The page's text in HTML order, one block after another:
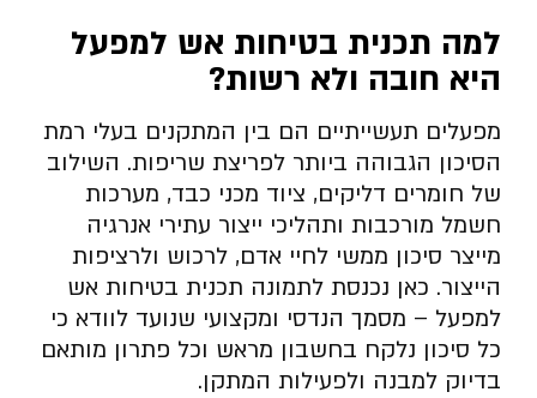
למה תכנית בטיחות אש למפעל
היא חובה ולא רשות?
מפעלים תעשייתיים הם בין המתקנים בעלי רמת
הסיכון הגבוהה ביותר לפריצת שריפות. השילוב
של חומרים דליקים, ציוד מכני כבד, מערכות
חשמל מורכבות ותהליכי ייצור עתירי אנרגיה
מייצר סיכון ממשי לחיי אדם, לרכוש ולרציפות
הייצור. כאן נכנסת לתמונה תכנית בטיחות אש
למפעל – מסמך הנדסי ומקצועי שנועד לוודא כי
כל סיכון נלקח בחשבון מראש וכל פתרון מותאם
בדיוק למבנה ולפעילות המתקן.